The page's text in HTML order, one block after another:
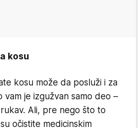
kosu
kosu može da posluži i za
je izgužvan samo deo –
Ali, pre nego što to
očistite medicinskim